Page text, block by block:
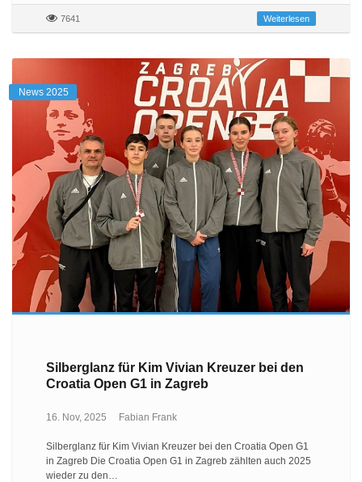
7641 Weiterlesen
News 2025
Silberglanz für Kim Vivian Kreuzer bei den
Croatia Open G1 in Zagreb
16. Nov, 2025 Fabian Frank
Silberglanz für Kim Vivian Kreuzer bei den Croatia Open G1
in Zagreb Die Croatia Open G1 in Zagreb zählten auch 2025
wieder zu den…